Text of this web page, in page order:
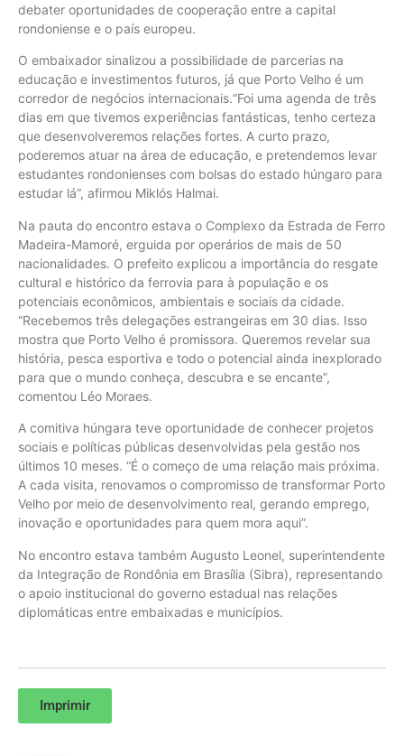
debater oportunidades de cooperação entre a capital
rondoniense e o país europeu.
O embaixador sinalizou a possibilidade de parcerias na
educação e investimentos futuros, já que Porto Velho é um
corredor de negócios internacionais.“Foi uma agenda de três
dias em que tivemos experiências fantásticas, tenho certeza
que desenvolveremos relações fortes. A curto prazo,
poderemos atuar na área de educação, e pretendemos levar
estudantes rondonienses com bolsas do estado húngaro para
estudar lá”, afirmou Miklós Halmai.
Na pauta do encontro estava o Complexo da Estrada de Ferro
Madeira-Mamoré, erguida por operários de mais de 50
nacionalidades. O prefeito explicou a importância do resgate
cultural e histórico da ferrovia para à população e os
potenciais econômicos, ambientais e sociais da cidade.
“Recebemos três delegações estrangeiras em 30 dias. Isso
mostra que Porto Velho é promissora. Queremos revelar sua
história, pesca esportiva e todo o potencial ainda inexplorado
para que o mundo conheça, descubra e se encante”,
comentou Léo Moraes.
A comitiva húngara teve oportunidade de conhecer projetos
sociais e políticas públicas desenvolvidas pela gestão nos
últimos 10 meses. “É o começo de uma relação mais próxima.
A cada visita, renovamos o compromisso de transformar Porto
Velho por meio de desenvolvimento real, gerando emprego,
inovação e oportunidades para quem mora aqui”.
No encontro estava também Augusto Leonel, superintendente
da Integração de Rondônia em Brasília (Sibra), representando
o apoio institucional do governo estadual nas relações
diplomáticas entre embaixadas e municípios.
Imprimir